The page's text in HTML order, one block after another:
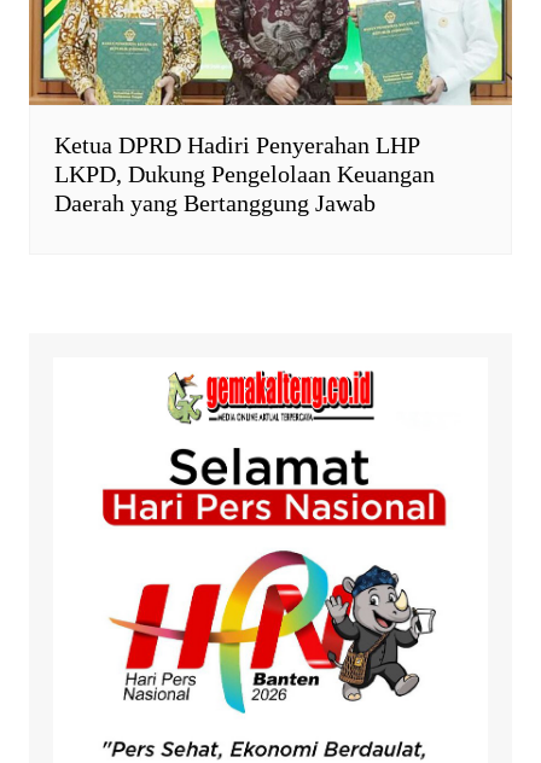
Ketua DPRD Hadiri Penyerahan LHP
LKPD, Dukung Pengelolaan Keuangan
Daerah yang Bertanggung Jawab